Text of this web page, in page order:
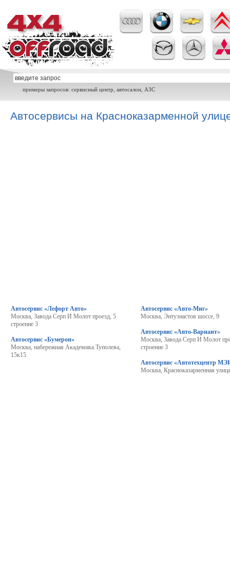
примеры запросов: сервисный центр, автосалон, АЗС
Автосервисы на Красноказарменной
Автосервис «Лефорт Авто»
Москва, Завода Серп И Молот проезд, 5
строение 3
Автосервис «Бумерон»
Москва, набережная Академика Туполева,
15к15
Автосервис «Авто-Миг»
Москва, Энтузиастов шоссе, 9
Автосервис «Авто-Вариант»
Москва, Завода Серп И Молот
строение 3
Автосервис «Автотехцентр
Москва, Красноказарменная